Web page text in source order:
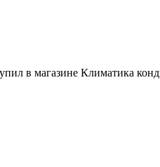
в магазине Климатика